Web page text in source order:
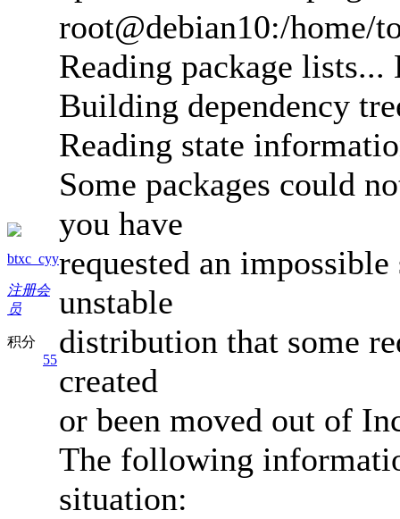
btxc_cyy
注册会
员
积分
55
root@debian10:/home/
Reading package lists...
Building dependency
Reading state
Some packages could
you have
requested an
unstable
distribution that some
created
or been moved out of
The following
situation: